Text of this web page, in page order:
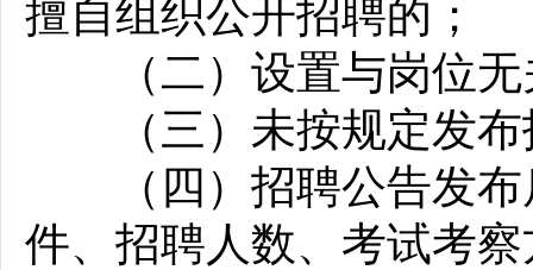
擅自组织公开招聘的；
（二）设置与岗位无
（三）未按规定发布
（四）招聘公告发布
件、招聘人数、考试考